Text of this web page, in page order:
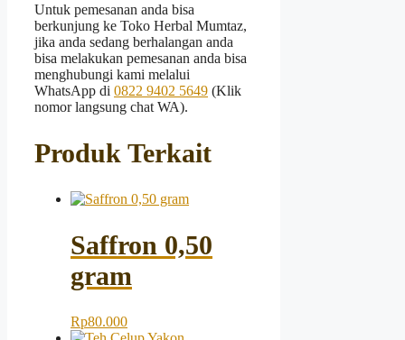
Untuk pemesanan anda bisa
berkunjung ke Toko Herbal Mumtaz,
jika anda sedang berhalangan anda
bisa melakukan pemesanan anda bisa
menghubungi kami melalui
WhatsApp di 0822 9402 5649 (Klik
nomor langsung chat WA).
Produk Terkait
Saffron 0,50
gram
Rp80.000